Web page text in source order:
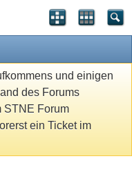
und einigen
des Forums
STNE Forum
ein Ticket im